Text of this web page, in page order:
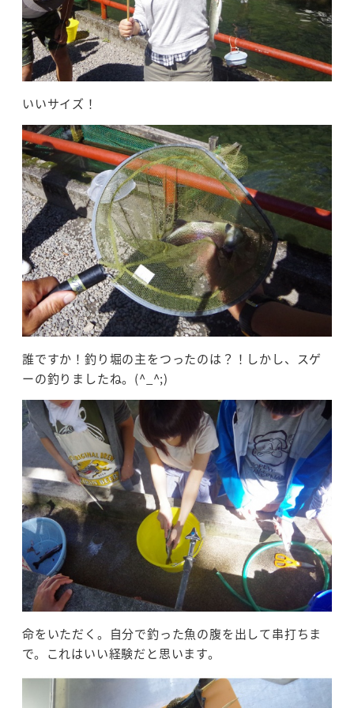
いいサイズ！
誰ですか！釣り堀の主をつったのは？！しかし、スゲ
ーの釣りましたね。(^_^;)
命をいただく。自分で釣った魚の腹を出して串打ちま
で。これはいい経験だと思います。